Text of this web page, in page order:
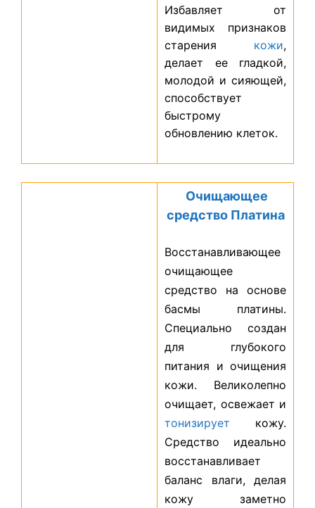
Избавляет от
видимых признаков
старения кожи,
делает ее гладкой,
молодой и сияющей,
способствует
быстрому
обновлению клеток.
Очищающее
средство Платина
Восстанавливающее
очищающее
средство на основе
басмы платины.
Специально создан
для глубокого
питания и очищения
кожи. Великолепно
очищает, освежает и
тонизирует кожу.
Средство идеально
восстанавливает
баланс влаги, делая
кожу заметно